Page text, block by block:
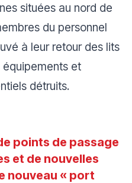
situées au nord de
du personnel
à leur retour des lits
et
détruits.
points de passage
et de nouvelles
nouveau « port